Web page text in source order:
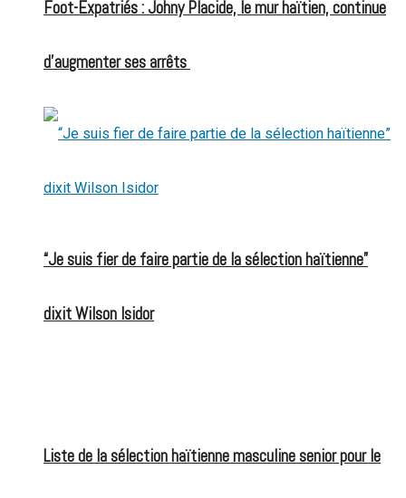
Foot-Expatriés : Johny Placide, le mur haïtien, continue
d’augmenter ses arrêts
“Je suis fier de faire partie de la sélection haïtienne”
dixit Wilson Isidor
Liste de la sélection haïtienne masculine senior pour le